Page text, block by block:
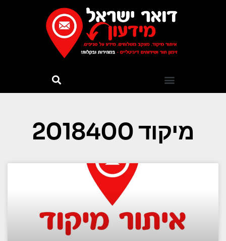
מיקוד 2018400